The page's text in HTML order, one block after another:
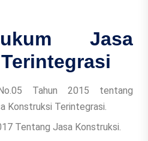
Jasa
Tahun 2015 tentang
Konstruksi Terintegrasi.
Tentang Jasa Konstruksi.